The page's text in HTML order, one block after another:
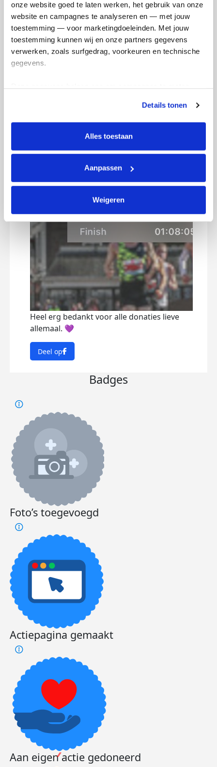
onze website goed te laten werken, het gebruik van onze
website en campagnes te analyseren en — met jouw
toestemming — voor marketingdoeleinden. Met jouw
toestemming kunnen wij en onze partners gegevens
verwerken, zoals surfgedrag, voorkeuren en technische
gegevens.
tonen. Je kunt je toestemming op elk moment wijzigen of
intrekken via Cookie instellingen onderaan de pagina. De
lijst met cookies is te vinden in het tabblad “details”.
Details tonen
Alles toestaan
Aanpassen
Weigeren
I did it 💪
Heel erg bedankt voor alle donaties lieve
allemaal. 💜
Deel op
Badges
Foto’s toegevoegd
Actiepagina gemaakt
Aan eigen actie gedoneerd